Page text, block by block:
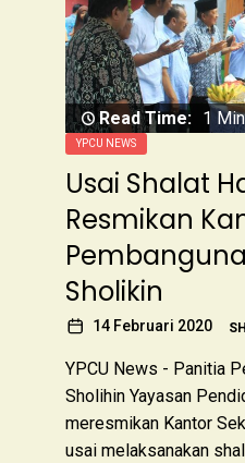
Read Time: 1
YPCU NEWS
Usai Shalat
Resmikan
Sholikin
14 Februari 2020
YPCU News - Panitia
Sholihin Yayasan
meresmikan Kantor
usai melaksanakan